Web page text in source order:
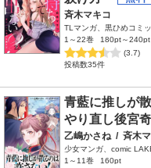
斉木マキコ
TLマンガ、黒ひめコミ
1～22巻
180pt～240pt
(3.7)
投稿数35件
青藍に推しが
やり直し後宮
乙嶋かさね / 斉木
少女マンガ、comic
1～11巻
160pt